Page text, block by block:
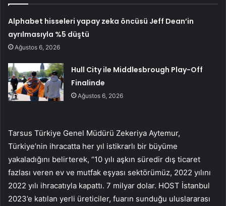
Alphabet hisseleri yapay zeka öncüsü Jeff Dean’in
ayrılmasıyla %5 düştü
Ağustos 6, 2026
Hull City ile Middlesbrough Play-Off
Finalinde
Ağustos 6, 2026
Tarsus Türkiye Genel Müdürü Zekeriya Aytemur,
Türkiye’nin ihracatta her yıl istikrarlı bir büyüme
yakaladığını belirterek, “10 yılı aşkın süredir dış ticaret
fazlası veren ev ve mutfak eşyası sektörümüz, 2022 yılını
2022 yılı ihracatıyla kapattı. 7 milyar dolar. HOST İstanbul
2023’e katılan yerli üreticiler, fuarın sunduğu uluslararası